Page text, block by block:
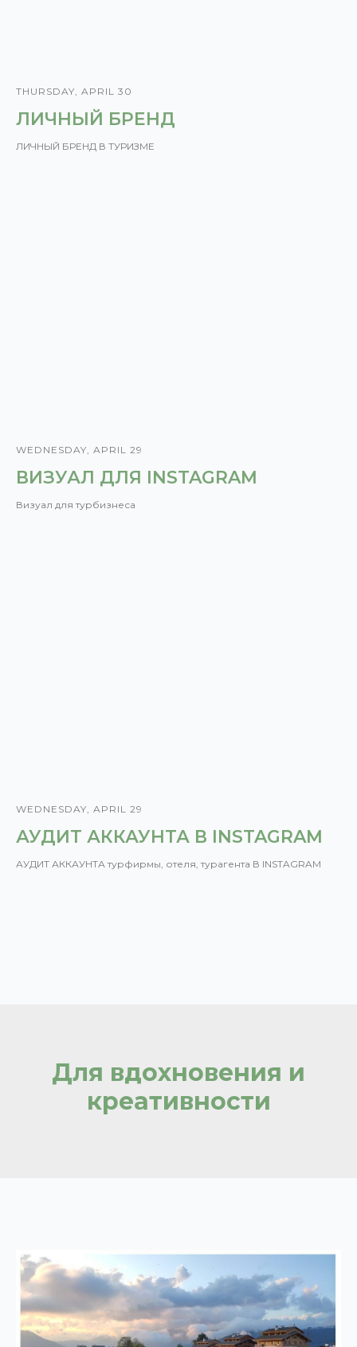
THURSDAY, APRIL 30
ЛИЧНЫЙ БРЕНД
ЛИЧНЫЙ БРЕНД В ТУРИЗМЕ
WEDNESDAY, APRIL 29
ВИЗУАЛ ДЛЯ INSTAGRAM
Визуал для турбизнеса
WEDNESDAY, APRIL 29
АУДИТ АККАУНТА В INSTAGRAM
АУДИТ АККАУНТА турфирмы, отеля, турагента В INSTAGRAM
Для вдохновения и
креативности